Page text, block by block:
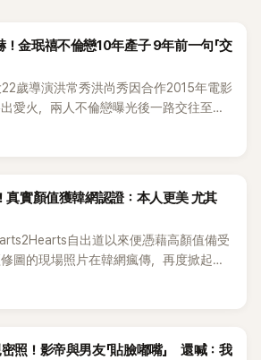
金珉禧不倫戀10年產子 9年前一句「交
歲導演洪常秀洪尚秀因合作2015年電影
出愛火，兩人不倫戀曝光後一路交往至
，並於去年迎來兩人的兒子。金珉禧也
不過，新片尚未上映，她9年前電影中的
翻出，意外再度掀起熱議。
實顏值獲韓網認證：本人更美 尤其
自出道以來便憑藉高顏值備受
圖的現場照片在韓網瘋傳，再度掀起熱
的網友更直呼：「真人比照片還漂亮！」
照！影帝與男友「貼臉嘟嘴」 還喊：我